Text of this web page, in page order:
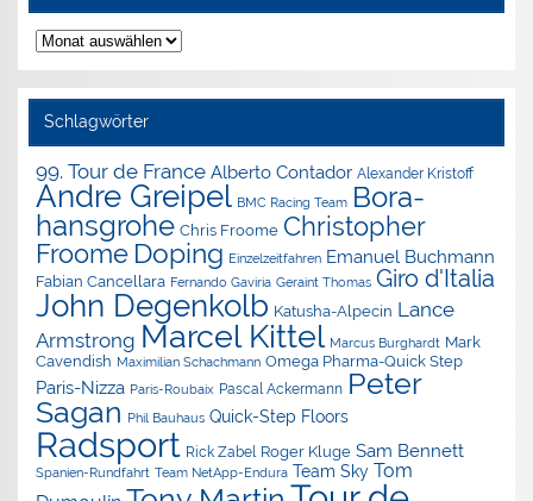
Nachrichten-
Archiv
Schlagwörter
99. Tour de France Alberto Contador Alexander Kristoff
Andre Greipel BMC Racing Team Bora-
hansgrohe Chris Froome Christopher
Froome Doping Einzelzeitfahren Emanuel Buchmann
Fabian Cancellara Fernando Gaviria Geraint Thomas Giro d'Italia
John Degenkolb Katusha-Alpecin Lance
Armstrong Marcel Kittel Marcus Burghardt Mark
Cavendish Maximilian Schachmann Omega Pharma-Quick Step
Paris-Nizza Paris-Roubaix Pascal Ackermann Peter
Sagan Phil Bauhaus Quick-Step Floors
Radsport Rick Zabel Roger Kluge Sam Bennett
Spanien-Rundfahrt Team NetApp-Endura Team Sky Tom